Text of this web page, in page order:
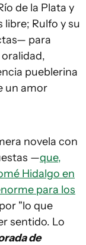
de la Plata y
libre; Rulfo y su
para
pueblerina
un amor
novela con
—que,
Hidalgo en
para los
"lo que
sentido. Lo
de